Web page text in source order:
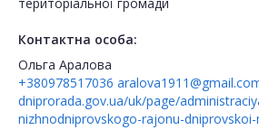
Контактна особа:
Ольга Аралова
+380978517036
dniprorada.gov.ua/uk/page/
nizhnodniprovskogo-rajonu-